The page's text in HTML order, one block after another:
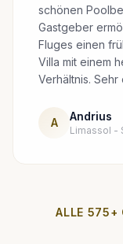
schönen
Gastgeber
Fluges einen
Villa mit einem
Verhältnis.
A Andrius
Limassol -
ALLE 575+